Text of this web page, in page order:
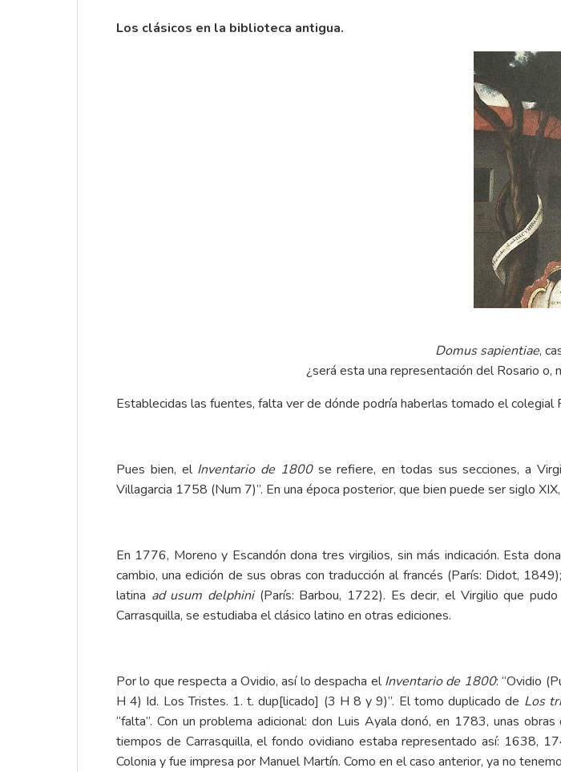
Los clásicos en la biblioteca antigua.
Domus sapientiae,
¿será esta una representación del Rosario o,
Establecidas las fuentes, falta ver de dónde podría haberlas tomado el
Pues bien, el Inventario de 1800se refiere, en todas sus secciones, a
Villagarcia 1758 (Num 7)”. En una época posterior, que bien puede ser siglo
En 1776, Moreno y Escandón dona tres virgilios, sin más indicación. Esta
cambio, una edición de sus obras con traducción al francés (París: Didot,
latina ad usum delphini(París: Barbou, 1722). Es decir, el Virgilio que
Carrasquilla, se estudiaba el clásico latino en otras ediciones.
Por lo que respecta a Ovidio, así lo despacha elInventario de 1800: “Ovidio
H 4) Id. Los Tristes. 1. t. dup[licado] (3 H 8 y 9)”. El tomo duplicado de Los
“falta”. Con un problema adicional: don Luis Ayala donó, en 1783, unas
tiempos de Carrasquilla, el fondo ovidiano estaba representado así:
Colonia y fue impresa por Manuel Martín. Como en el caso anterior, ya no